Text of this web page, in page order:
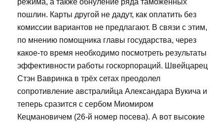
режима, а также обнуление ряда таможенных
пошлин. Карты другой не дадут, как оплатить без
комиссии вариантов не предлагают. В связи с этим,
по мнению помощника главы государства, через
какое-то время необходимо посмотреть результаты
эффективности работы госкорпораций. Швейцарец
Стэн Вавринка в трёх сетах преодолел
сопротивление австралийца Александара Вукича и
теперь сразится с сербом Миомиром
Кецмановичем (26-й номер посева). А вот высокие